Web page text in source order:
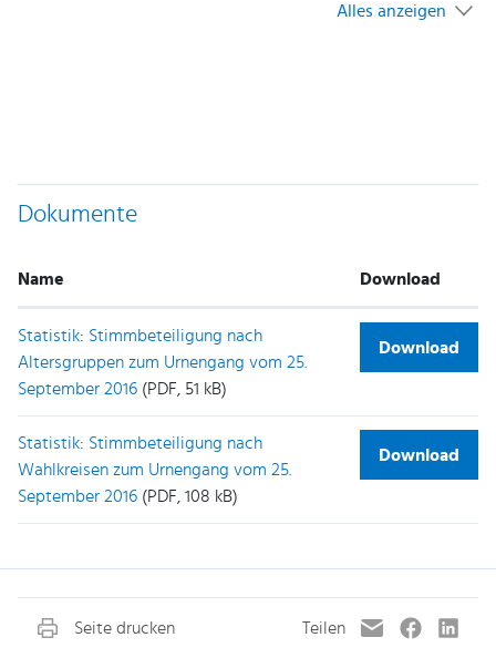
Alles anzeigen
Dokumente
Name Download
Statistik: Stimmbeteiligung nach
Altersgruppen zum Urnengang vom 25.
September 2016 (PDF, 51 kB)
Download
Statistik: Stimmbeteiligung nach
Wahlkreisen zum Urnengang vom 25.
September 2016 (PDF, 108 kB)
Download